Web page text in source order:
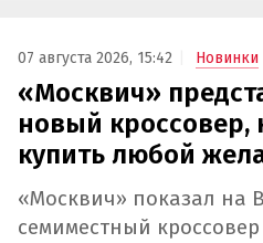
07 августа 2026, 15:42 Новинки
«Москвич»
новый кроссовер,
купить любой
«Москвич» показал на
семиместный